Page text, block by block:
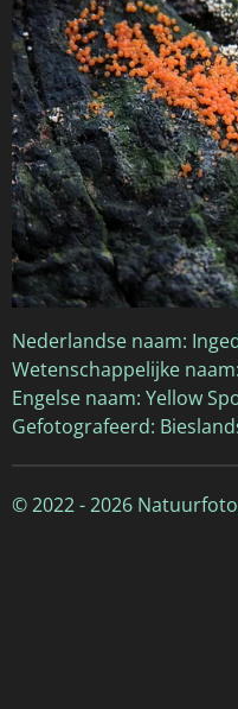
Nederlandse naam:
Wetenschappelijke
Engelse naam: Yellow
Gefotografeerd:
© 2022 - 2026